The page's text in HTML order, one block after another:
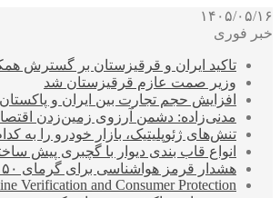
۱۴۰۵/۰۵/۱۶
خبر فوری
تاکید ایران و قرقیزستان بر گسترش
وزیر صمت عازم قرقیزستان شد
افزایش حجم تجارت بین ایران و پاکستان به رقم ۱۰
مدنی‌زاده: دشمن آرزوی زمین‌زدن اقتصاد
تنش‌های ژئوپلیتیک، بازار خودرو را به
انواع قاب بندی دیوار با گچبری پیش
هشدار قرمز هواشناسی برای گرمای ۵۰ درجه؛ بارش‌های سیل‌آسا در ۳ استان
Verification and Consumer Protection